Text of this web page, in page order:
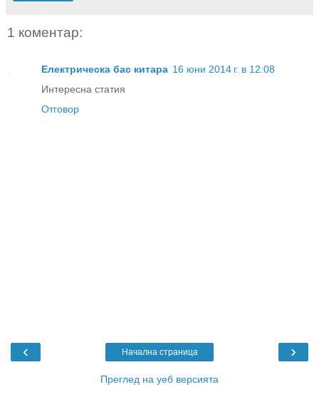
1 коментар:
Електрическа бас китара 16 юни 2014 г. в 12:08
Интересна статия
Отговор
‹ ›
Начална страница
Преглед на уеб версията